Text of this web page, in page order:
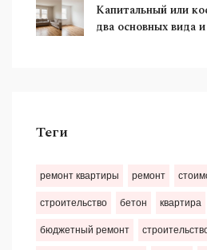
Капитальный или
два основных вида
Теги
ремонт квартиры ремонт
строительство бетон квартира
бюджетный ремонт